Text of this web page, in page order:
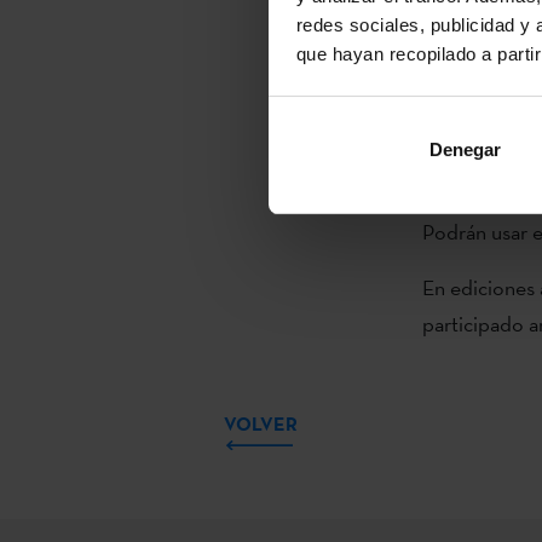
redes sociales, publicidad y
que hayan recopilado a
Denegar
profesionales
presencial.
Como ha
Podrán usar
En
participado
VOLVER